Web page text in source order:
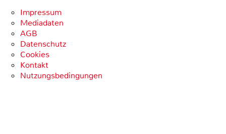
Impressum
Mediadaten
AGB
Datenschutz
Cookies
Kontakt
Nutzungsbedingungen